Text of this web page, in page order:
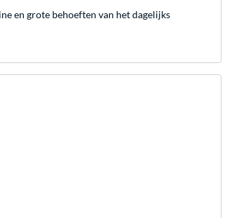
en grote behoeften van het dagelijks